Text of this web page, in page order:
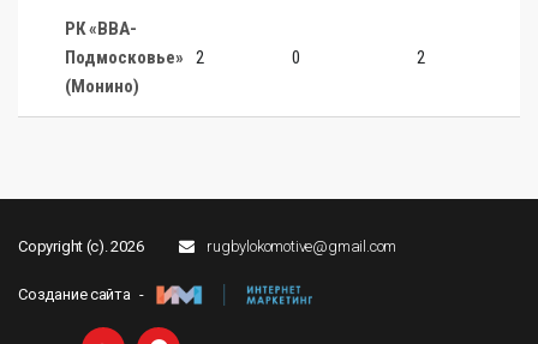
РК «ВВА-
Подмосковье»
(Монино)
2 0 2
Copyright (c). 2026 rugbylokomotive@gmail.com
Создание сайта -